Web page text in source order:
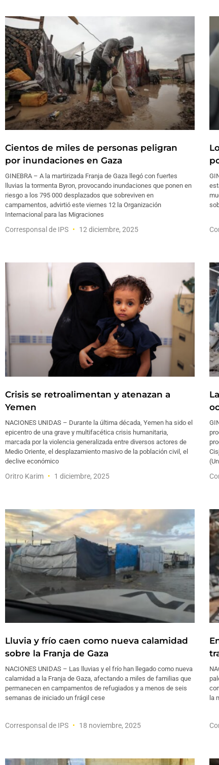
Cientos de miles de personas peligran
por inundaciones en Gaza
GINEBRA – A la martirizada Franja de Gaza llegó con fuertes
lluvias la tormenta Byron, provocando inundaciones que ponen en
riesgo a los 795 000 desplazados que sobreviven en
campamentos, advirtió este viernes 12 la Organización
Internacional para las Migraciones
Corresponsal de IPS 12 diciembre, 2025
Crisis se retroalimentan y atenazan a
Yemen
NACIONES UNIDAS – Durante la última década, Yemen ha sido el
epicentro de una grave y multifacética crisis humanitaria,
marcada por la violencia generalizada entre diversos actores de
Medio Oriente, el desplazamiento masivo de la población civil, el
declive económico
Oritro Karim 1 diciembre, 2025
Lluvia y frío caen como nueva calamidad
sobre la Franja de Gaza
NACIONES UNIDAS – Las lluvias y el frío han llegado como nueva
calamidad a la Franja de Gaza, afectando a miles de familias que
permanecen en campamentos de refugiados y a menos de seis
semanas de iniciado un frágil cese
Corresponsal de IPS 18 noviembre, 2025
la